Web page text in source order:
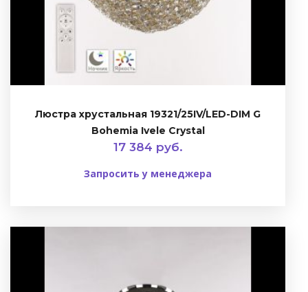
Люстра хрустальная 19321/25IV/LED-DIM G
Bohemia Ivele Crystal
17 384 руб.
Запросить у менеджера